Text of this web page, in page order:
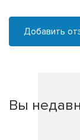
Добавить
Вы